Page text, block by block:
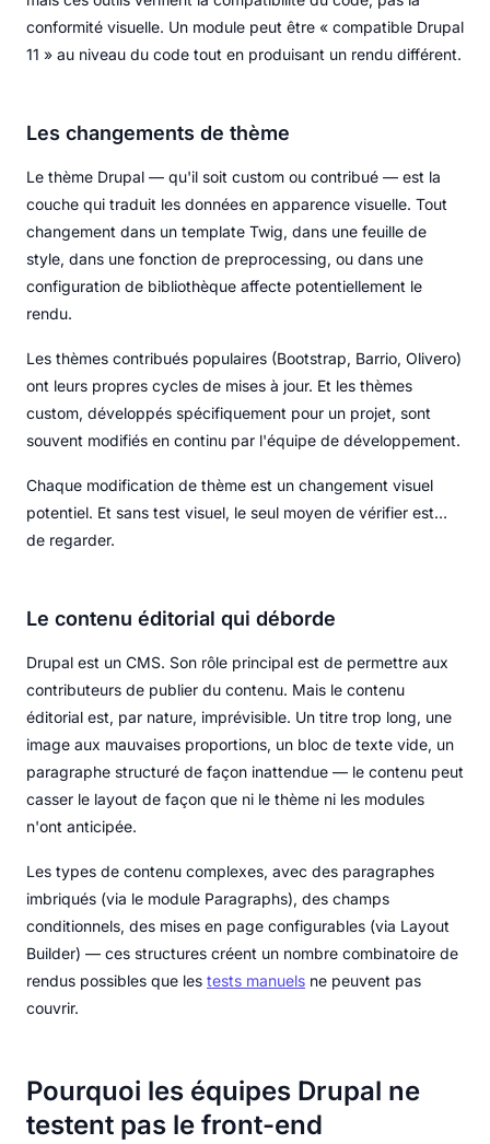
conformité visuelle. Un module peut être « compatible Drupal
11 » au niveau du code tout en produisant un rendu différent.
Les changements de thème
Le thème Drupal — qu'il soit custom ou contribué — est la
couche qui traduit les données en apparence visuelle. Tout
changement dans un template Twig, dans une feuille de
style, dans une fonction de preprocessing, ou dans une
configuration de bibliothèque affecte potentiellement le
rendu.
Les thèmes contribués populaires (Bootstrap, Barrio, Olivero)
ont leurs propres cycles de mises à jour. Et les thèmes
custom, développés spécifiquement pour un projet, sont
souvent modifiés en continu par l'équipe de développement.
Chaque modification de thème est un changement visuel
potentiel. Et sans test visuel, le seul moyen de vérifier est…
de regarder.
Le contenu éditorial qui déborde
Drupal est un CMS. Son rôle principal est de permettre aux
contributeurs de publier du contenu. Mais le contenu
éditorial est, par nature, imprévisible. Un titre trop long, une
image aux mauvaises proportions, un bloc de texte vide, un
paragraphe structuré de façon inattendue — le contenu peut
casser le layout de façon que ni le thème ni les modules
n'ont anticipée.
Les types de contenu complexes, avec des paragraphes
imbriqués (via le module Paragraphs), des champs
conditionnels, des mises en page configurables (via Layout
Builder) — ces structures créent un nombre combinatoire de
rendus possibles que les tests manuels ne peuvent pas
couvrir.
Pourquoi les équipes Drupal ne
testent pas le front-end